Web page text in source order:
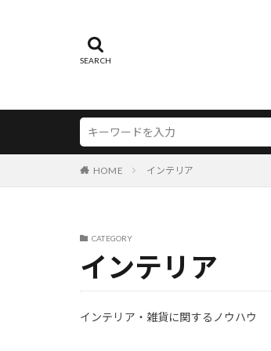
HOME インテリア
CATEGORY
インテリア
インテリア・雑貨に関するノウハウ